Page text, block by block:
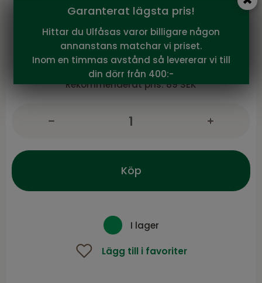
Kampanjer
Gilbert Trading
Löpare tomte
Vårt pris: 79SEK
Rekommenderat pris:89 SEK
Köp
I lager
Lägg till i favoriter
Garanterat lägsta pris!
Hittar du Ulfåsas varor billigare någon
annanstans matchar vi priset.
Inom en timmas avstånd så levererar vi till
din dörr från 400:-